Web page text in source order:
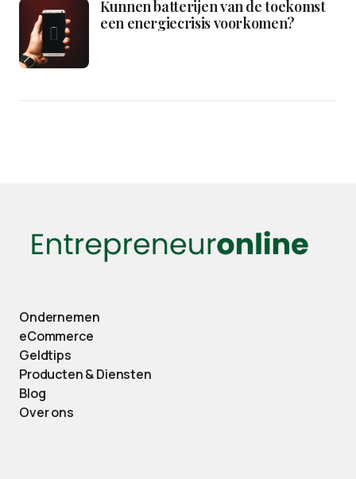
Kunnen batterijen van de toekomst
een energiecrisis voorkomen?
Ondernemen
eCommerce
Geldtips
Producten & Diensten
Blog
Over ons